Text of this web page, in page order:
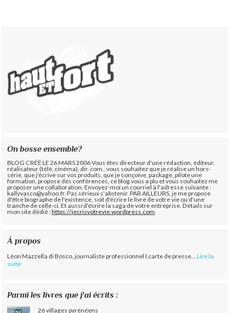
On bosse ensemble?
BLOG CRÉÉ LE 26 MARS 2006 Vous êtes directeur d'une rédaction, éditeur,
réalisateur (télé, cinéma), dir. com., vous souhaitez que je réalise un hors-
série, que j'écrive sur vos produits, que je conçoive, package, pilote une
formation, propose des conférences, ce blog vous a plu et vous souhaitez me
proposer une collaboration. Envoyez-moi un courriel à l'adresse suivante :
kallyvasco@yahoo.fr. Pas sérieux s'abstenir. PAR AILLEURS, je me propose
d'être biographe de l'existence, soit d'écrire le livre de votre vie ou d'une
tranche de celle-ci. Et aussi d'écrire la saga de votre entreprise. Détails sur
mon site dédié :https://jecrisvotrevie.wordpress.com
À propos
Léon Mazzella di Bosco, journaliste professionnel ( carte de presse... Lire la
suite
Parmi les livres que j'ai écrits :
26 villages pyrénéens